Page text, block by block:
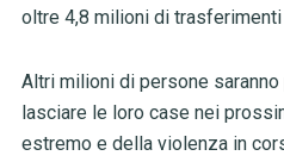
oltre 4,8 milioni di trasferimenti
Altri milioni di persone
lasciare le loro case nei
estremo e della violenza in